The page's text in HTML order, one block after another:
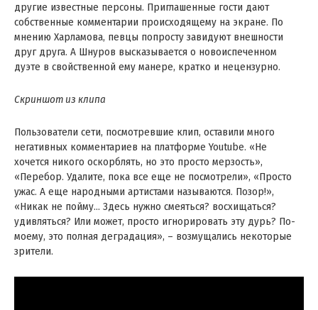
другие известные персоны. Приглашенные гости дают
собственные комментарии происходящему на экране. По
мнению Харламова, певцы попросту завидуют внешности
друг друга. А Шнуров высказывается о новоиспеченном
дуэте в свойственной ему манере, кратко и нецензурно.
Скриншот из клипа
Пользователи сети, посмотревшие клип, оставили много
негативных комментариев на платформе Youtube. «Не
хочется никого оскорблять, но это просто мерзость»,
«Перебор. Удалите, пока все еще не посмотрели», «Просто
ужас. А еще народными артистами называются. Позор!»,
«Никак не пойму… Здесь нужно смеяться? восхищаться?
удивляться? Или может, просто игнорировать эту дурь? По-
моему, это полная деградация», – возмущались некоторые
зрители.